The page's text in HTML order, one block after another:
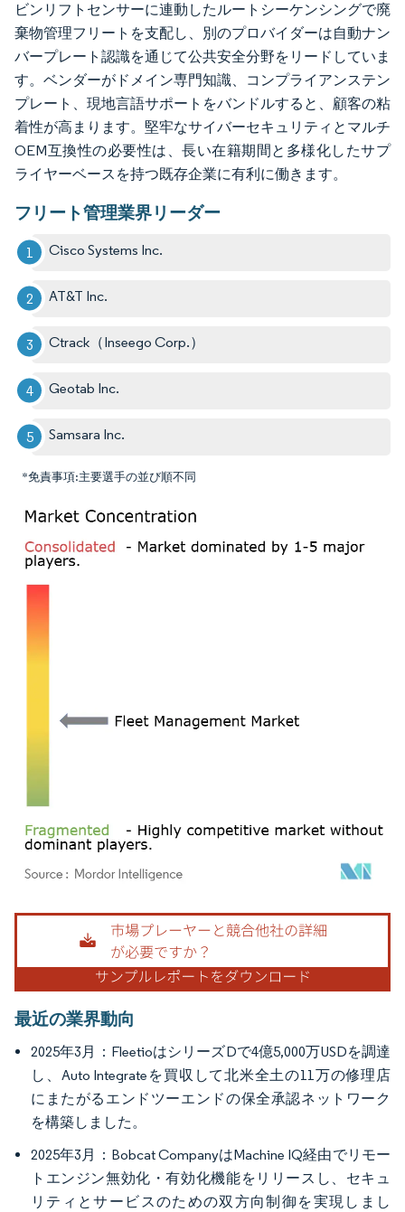
ビンリフトセンサーに連動したルートシーケンシングで廃
棄物管理フリートを支配し、別のプロバイダーは自動ナン
バープレート認識を通じて公共安全分野をリードしていま
す。ベンダーがドメイン専門知識、コンプライアンステン
プレート、現地言語サポートをバンドルすると、顧客の粘
着性が高まります。堅牢なサイバーセキュリティとマルチ
OEM互換性の必要性は、長い在籍期間と多様化したサプ
ライヤーベースを持つ既存企業に有利に働きます。
フリート管理業界リーダー
Cisco Systems Inc.
AT&T Inc.
Ctrack（Inseego Corp.）
Geotab Inc.
Samsara Inc.
*免責事項:主要選手の並び順不同
画像 © Mordor Intelligence。再利用にはCC BY 4.0の表示が必要です。
最近の業界動向
2025年3月：FleetioはシリーズDで4億5,000万USDを調達
し、Auto Integrateを買収して北米全土の11万の修理店
にまたがるエンドツーエンドの保全承認ネットワーク
を構築しました。
2025年3月：Bobcat CompanyはMachine IQ経由でリモー
トエンジン無効化・有効化機能をリリースし、セキュ
リティとサービスのための双方向制御を実現しまし